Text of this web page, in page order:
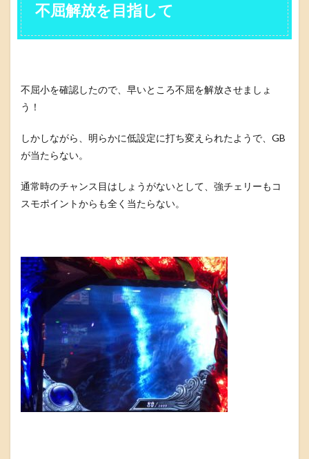
不屈解放を目指して
不屈小を確認したので、早いところ不屈を解放させましょ
う！
しかしながら、明らかに低設定に打ち変えられたようで、GB
が当たらない。
通常時のチャンス目はしょうがないとして、強チェリーもコ
スモポイントからも全く当たらない。